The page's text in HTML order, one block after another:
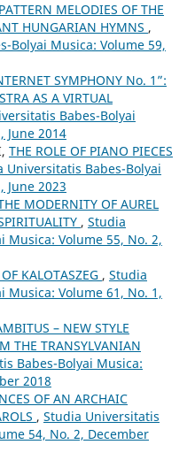
MELODIES OF THE
HUNGARIAN HYMNS ,
Bolyai Musica: Volume 59,
SYMPHONY No. 1”:
AS A VIRTUAL
Babes-Bolyai
June 2014
THE ROLE OF PIANO PIECES
Universitatis Babes-Bolyai
June 2023
MODERNITY OF AUREL
, Studia
Musica: Volume 55, No. 2,
KALOTASZEG , Studia
Musica: Volume 61, No. 1,
– NEW STYLE
THE TRANSYLVANIAN
Babes-Bolyai Musica:
2018
OF AN ARCHAIC
, Studia Universitatis
54, No. 2, December